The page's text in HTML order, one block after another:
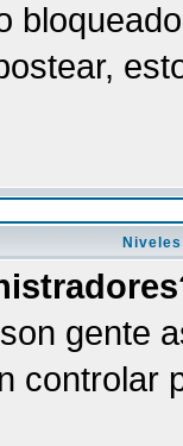
gente
controlar